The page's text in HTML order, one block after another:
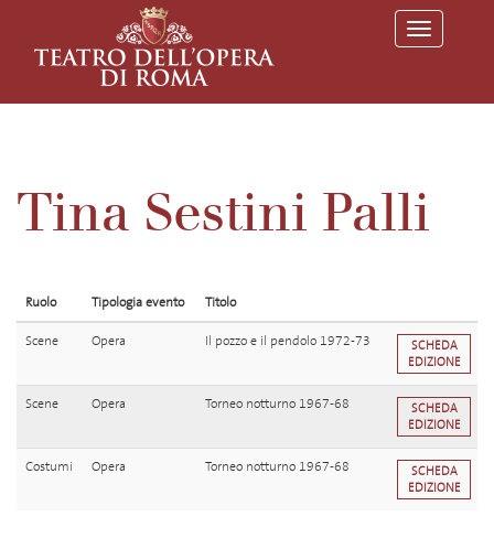
T
o
l
i
a
Tina Sestini Palli
Ruolo Tipologia evento Titolo
Scene Opera Il pozzo e il pendolo 1972-73
SCHEDA
EDIZIONE
Scene Opera Torneo notturno 1967-68
SCHEDA
EDIZIONE
Costumi Opera Torneo notturno 1967-68
SCHEDA
EDIZIONE